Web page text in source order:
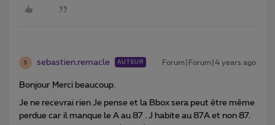
S sebastien.remacle AUTEUR Forum|Forum|4 years ago
Bonjour Merci beaucoup.
Je ne recevrai rien Je pense et la Bbox sera peut être même
perdue car il manque le A au 87 . J habite au 87A et non 87.